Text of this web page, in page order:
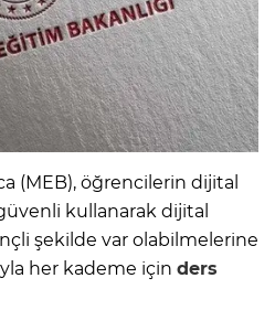
(MEB), öğrencilerin dijital
kullanarak dijital
şekilde var olabilmelerine
her kademe için ders